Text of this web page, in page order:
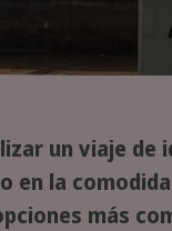
un viaje
en la
más